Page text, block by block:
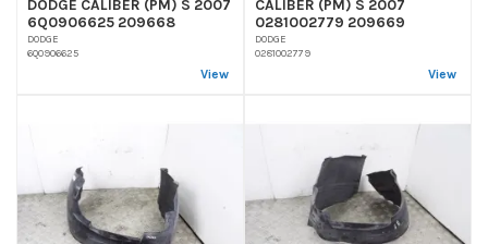
DODGE CALIBER (PM) S 2007
6Q0906625 209668
DODGE
6Q0906625
View
CALIBER (PM) S 2007
0281002779 209669
DODGE
0281002779
View